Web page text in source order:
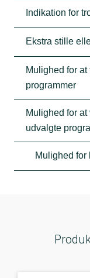
Indikation for
Ekstra stille
Mulighed for
programmer
Mulighed for
udvalgte
Mulighed for